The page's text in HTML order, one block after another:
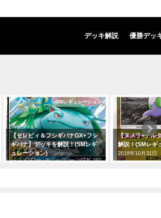
デッキ解説 優勝デッ
SMレギュレーション
【セレビィ＆フシギバナGX+フシ
ギバナ】デッキを解説！(SMレギ
ュレーション)
2018年12月12日
【ヌメラ+チル
解説！(SMレギ
2018年10月31日